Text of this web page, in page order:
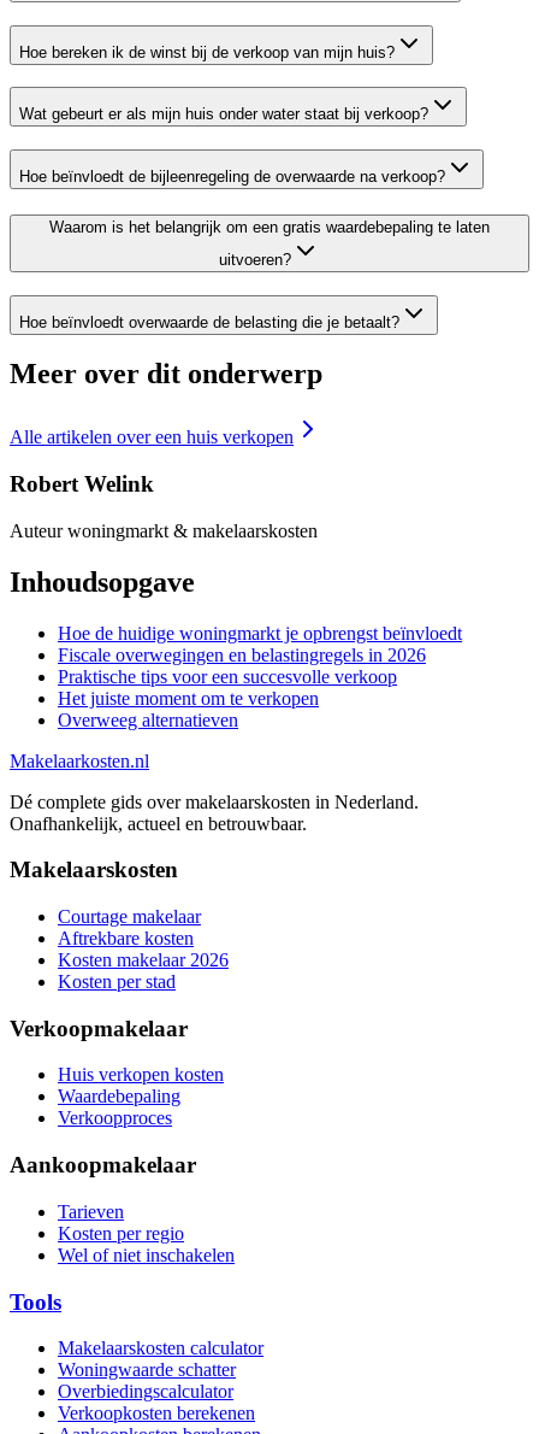
Hoe bereken ik de winst bij de verkoop van mijn huis?
Wat gebeurt er als mijn huis onder water staat bij verkoop?
Hoe beïnvloedt de bijleenregeling de overwaarde na verkoop?
Waarom is het belangrijk om een gratis waardebepaling te laten
uitvoeren?
Hoe beïnvloedt overwaarde de belasting die je betaalt?
Meer over dit onderwerp
Alle artikelen overeen huis verkopen
Robert Welink
Auteur woningmarkt & makelaarskosten
Inhoudsopgave
Hoe de huidige woningmarkt je opbrengst beïnvloedt
Fiscale overwegingen en belastingregels in 2026
Praktische tips voor een succesvolle verkoop
Het juiste moment om te verkopen
Overweeg alternatieven
Makelaarkosten.nl
Dé complete gids over makelaarskosten in Nederland.
Onafhankelijk, actueel en betrouwbaar.
Makelaarskosten
Courtage makelaar
Aftrekbare kosten
Kosten makelaar 2026
Kosten per stad
Verkoopmakelaar
Huis verkopen kosten
Waardebepaling
Verkoopproces
Aankoopmakelaar
Tarieven
Kosten per regio
Wel of niet inschakelen
Tools
Makelaarskosten calculator
Woningwaarde schatter
Overbiedingscalculator
Verkoopkosten berekenen